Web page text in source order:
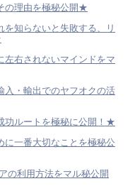
の理由を極秘公開★
知らないと失敗する、リ
右されないマインドをマ
・輸出でのヤフオクの活
功ルートを極秘に公開！★
一番大切なことを極秘公
の利用方法をマル秘公開